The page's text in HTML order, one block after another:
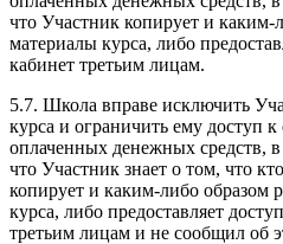
что Участник копирует и каким-
материалы курса, либо
кабинет третьим лицам.
5.7. Школа вправе исключить
курса и ограничить ему доступ к
оплаченных денежных средств,
что Участник знает о том, что
копирует и каким-либо образом
курса, либо предоставляет
третьим лицам и не сообщил об